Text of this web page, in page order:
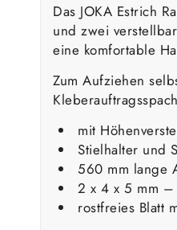
Das JOKA Estrich
und zwei
eine komfortable
Zum Aufziehen
mit
Stielhalter und
560 mm lange
2 x 4 x 5 mm –
rostfreies Blatt